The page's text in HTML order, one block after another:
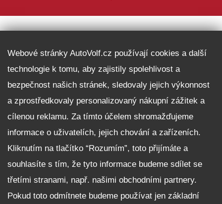
Fleet program Škoda
Nabídka zaměstnání
Facebook
Reklamační řád
Zásady zpracování osobních údajů pro zákazníky
Upozornění pro věřitele a společníky na jejich práva
Nastavení cookies
Webové stránky AutoVolf.cz používají cookies a další
technologie k tomu, aby zajistily spolehlivost a
bezpečnost našich stránek, sledovaly jejich výkonnost
a zprostředkovaly personalizovaný nákupní zážitek a
cílenou reklamu. Za tímto účelem shromažďujeme
informace o uživatelích, jejich chování a zařízeních.
Kliknutím na tlačítko “Rozumím”, toto přijímáte a
souhlasíte s tím, že tyto informace budeme sdílet se
třetími stranami, např. našimi obchodními partnery.
Pokud toto odmítnete budeme používat jen základní